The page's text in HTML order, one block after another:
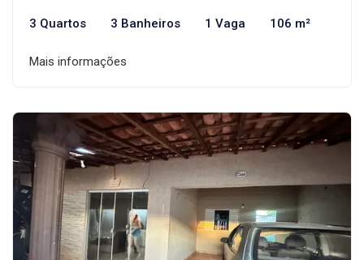
3 Quartos 3 Banheiros 1 Vaga 106 m²
Mais informações